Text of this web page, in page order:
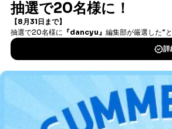
テクノロジー・科学 雑誌
パソコン・PC 雑誌
新聞・業界紙